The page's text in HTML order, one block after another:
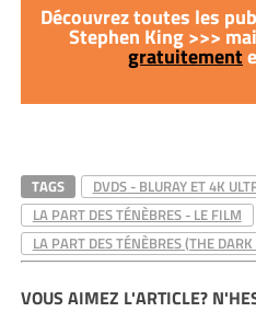
Découvrez toutes les
Stephen King >>>
gratuitement
TAGS
DVDS - BLURAY ET 4K
LA PART DES TÉNÈBRES - LE FILM
LA PART DES TÉNÈBRES (THE
VOUS AIMEZ L'ARTICLE?